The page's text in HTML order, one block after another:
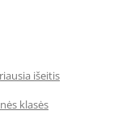
išeitis
klasės